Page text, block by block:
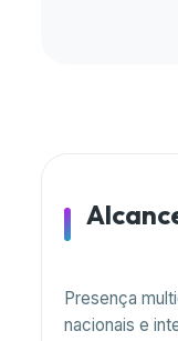
Presença
nacionais e